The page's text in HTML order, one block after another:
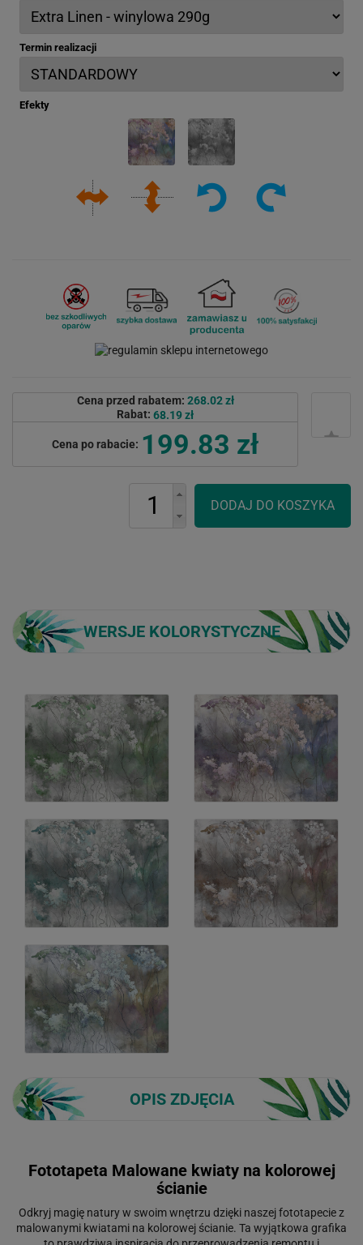
Termin realizacji
Efekty
Cena przed rabatem: 268.02 zł
Rabat: 68.19 zł
Cena po rabacie: 199.83 zł
WERSJE KOLORYSTYCZNE
OPIS ZDJĘCIA
Fototapeta Malowane kwiaty na kolorowej
ścianie
Odkryj magię natury w swoim wnętrzu dzięki naszej fototapecie z
malowanymi kwiatami na kolorowej ścianie. Ta wyjątkowa grafika